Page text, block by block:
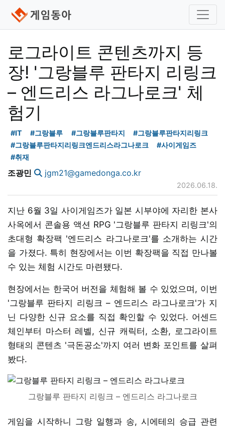
로그라이트 콘텐츠까지 등
장! '그랑블루 판타지 리링크
– 엔드리스 라그나로크' 체
험기
#IT #그랑블루 #그랑블루판타지
#그랑블루판타지리링크
#그랑블루판타지리링크엔드리스라그나로크
#사이게임즈
#취재
조광민 jgm21@gamedonga.co.kr
2026.06.18.
지난 6월 3일 사이게임즈가 일본 시부야에 자리한 본사
사옥에서 콘솔용 액션 RPG '그랑블루 판타지 리링크'의
초대형 확장팩 '엔드리스 라그나로크'를 소개하는 시간
을 가졌다. 특히 현장에서는 이번 확장팩을 직접 만나볼
수 있는 체험 시간도 마련됐다.
현장에서는 한국어 버전을 체험해 볼 수 있었으며, 이번
'그랑블루 판타지 리링크 – 엔드리스 라그나로크'가 지
닌 다양한 신규 요소를 직접 확인할 수 있었다. 어센드
체인부터 마스터 레벨, 신규 캐릭터, 소환, 로그라이트
형태의 콘텐츠 '극돈공소'까지 여러 변화 포인트를 살펴
봤다.
그랑블루 판타지 리링크 – 엔드리스 라그나로크
게임을 시작하니 그랑 일행과 송, 시에테의 승급 관련